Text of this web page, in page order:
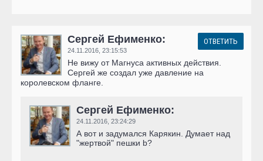
Сергей Ефименко:
24.11.2016, 23:15:53
ОТВЕТИТЬ
Не вижу от Магнуса активных действия.
Сергей же создал уже давление на
королевском фланге.
Сергей Ефименко:
24.11.2016, 23:24:29
А вот и задумался Карякин. Думает над
"жертвой" пешки b?